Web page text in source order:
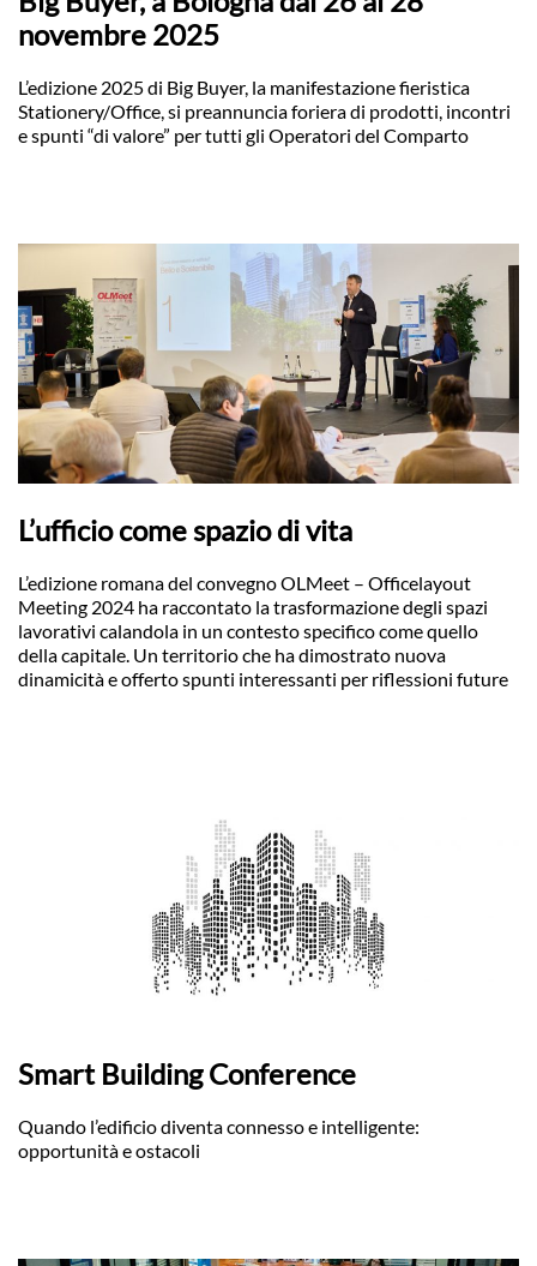
novembre 2025
L’edizione 2025 di Big Buyer, la manifestazione fieristica
Stationery/Office, si preannuncia foriera di prodotti, incontri
e spunti “di valore” per tutti gli Operatori del Comparto
L’ufficio come spazio di vita
L’edizione romana del convegno OLMeet – Officelayout
Meeting 2024 ha raccontato la trasformazione degli spazi
lavorativi calandola in un contesto specifico come quello
della capitale. Un territorio che ha dimostrato nuova
dinamicità e offerto spunti interessanti per riflessioni future
Smart Building Conference
Quando l’edificio diventa connesso e intelligente:
opportunità e ostacoli